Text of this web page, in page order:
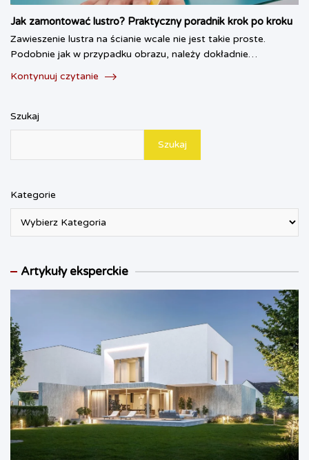
Jak zamontować lustro? Praktyczny poradnik krok po kroku
Zawieszenie lustra na ścianie wcale nie jest takie proste.
Podobnie jak w przypadku obrazu, należy dokładnie…
Kontynuuj czytanie
Szukaj
Szukaj
Kategorie
Artykuły eksperckie